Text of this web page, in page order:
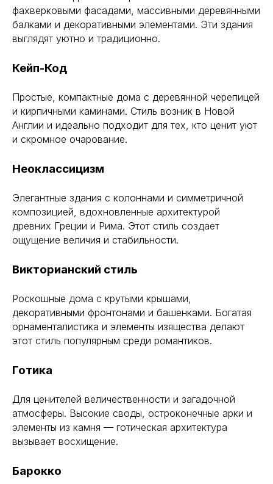
фахверковыми фасадами, массивными деревянными
балками и декоративными элементами. Эти здания
выглядят уютно и традиционно.
Кейп-Код
Простые, компактные дома с деревянной черепицей
и кирпичными каминами. Стиль возник в Новой
Англии и идеально подходит для тех, кто ценит уют
и скромное очарование.
Неоклассицизм
Элегантные здания с колоннами и симметричной
композицией, вдохновленные архитектурой
древних Греции и Рима. Этот стиль создает
ощущение величия и стабильности.
Викторианский стиль
Роскошные дома с крутыми крышами,
декоративными фронтонами и башенками. Богатая
орнаменталистика и элементы изящества делают
этот стиль популярным среди романтиков.
Готика
Для ценителей величественности и загадочной
атмосферы. Высокие своды, остроконечные арки и
элементы из камня — готическая архитектура
вызывает восхищение.
Барокко